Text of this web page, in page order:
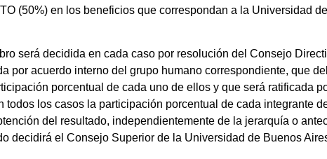
(50%) en los beneficios que correspondan a la Universidad
será decidida en cada caso por resolución del Consejo
por acuerdo interno del grupo humano correspondiente, que
porcentual de cada uno de ellos y que será ratificada
los casos la participación porcentual de cada integrante
del resultado, independientemente de la jerarquía o
decidirá el Consejo Superior de la Universidad de Buenos